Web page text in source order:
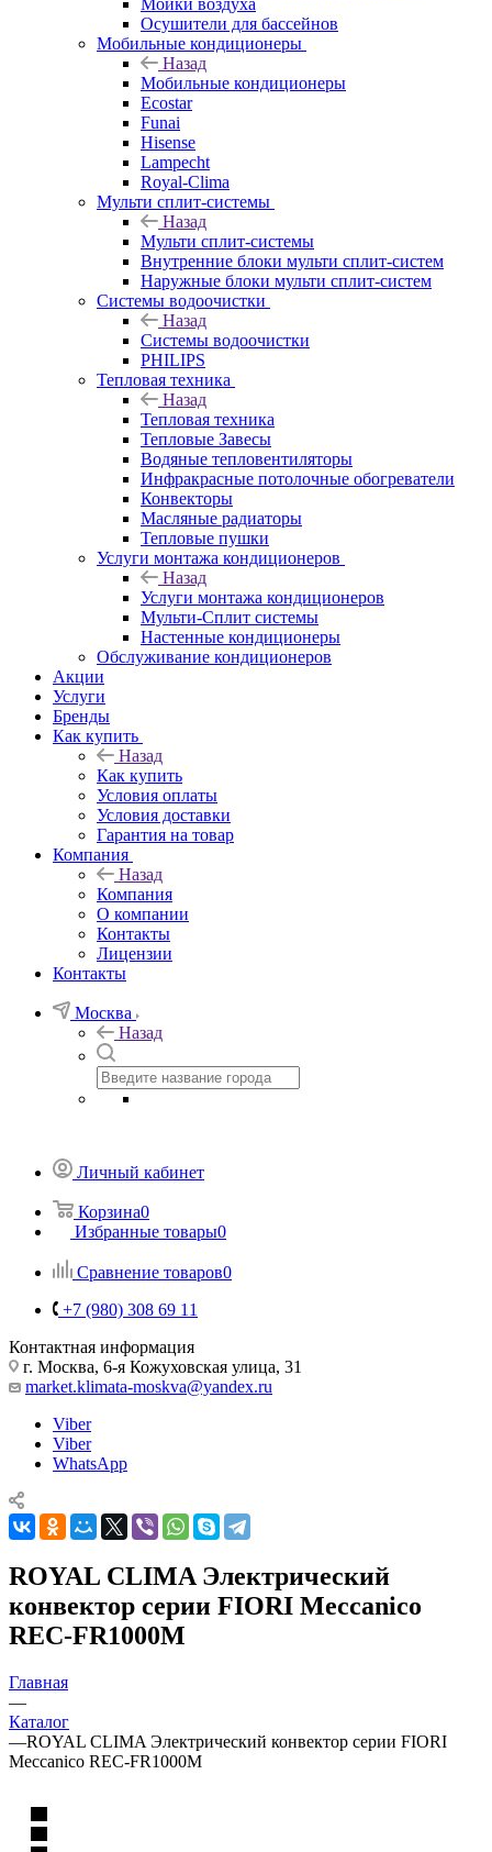
Мойки воздуха
Осушители для бассейнов
Мобильные кондиционеры
Назад
Мобильные кондиционеры
Ecostar
Funai
Hisense
Lampecht
Royal-Clima
Мульти сплит-системы
Назад
Мульти сплит-системы
Внутренние блоки мульти сплит-систем
Наружные блоки мульти сплит-систем
Системы водоочистки
Назад
Системы водоочистки
PHILIPS
Тепловая техника
Назад
Тепловая техника
Тепловые Завесы
Водяные тепловентиляторы
Инфракрасные потолочные обогреватели
Конвекторы
Масляные радиаторы
Тепловые пушки
Услуги монтажа кондиционеров
Назад
Услуги монтажа кондиционеров
Мульти-Сплит системы
Настенные кондиционеры
Обслуживание кондиционеров
Акции
Услуги
Бренды
Как купить
Назад
Как купить
Условия оплаты
Условия доставки
Гарантия на товар
Компания
Назад
Компания
О компании
Контакты
Лицензии
Контакты
Москва
Назад
Личный кабинет
Корзина0
Избранные товары0
Сравнение товаров0
+7 (980) 308 69 11
Контактная информация
г. Москва, 6-я Кожуховская улица, 31
market.klimata-moskva@yandex.ru
Viber
Viber
WhatsApp
ROYAL CLIMA Электрический
конвектор серии FIORI Meccanico
REC-FR1000M
Главная
—
Каталог
—ROYAL CLIMA Электрический конвектор серии FIORI
Meccanico REC-FR1000M